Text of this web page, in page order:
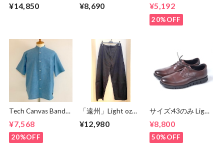
Pants Black
¥14,850
Shirts White
¥8,690
New York N
Embroidery Tee
Deep Black
¥5,192
20%OFF
Tech Canvas Band
Mint
¥7,568
20%OFF
「遠州」Light oz
Double Knee Wide
¥12,980
サイズ:43のみ Light
Derby Shoes Dark
Brown
¥8,800
50%OFF